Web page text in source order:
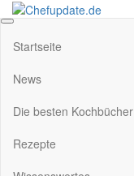
Zum
Inhalt
springen
Chefupdate.de
Die Gastro Community
Startseite
News
Die besten Kochbücher
Rezepte